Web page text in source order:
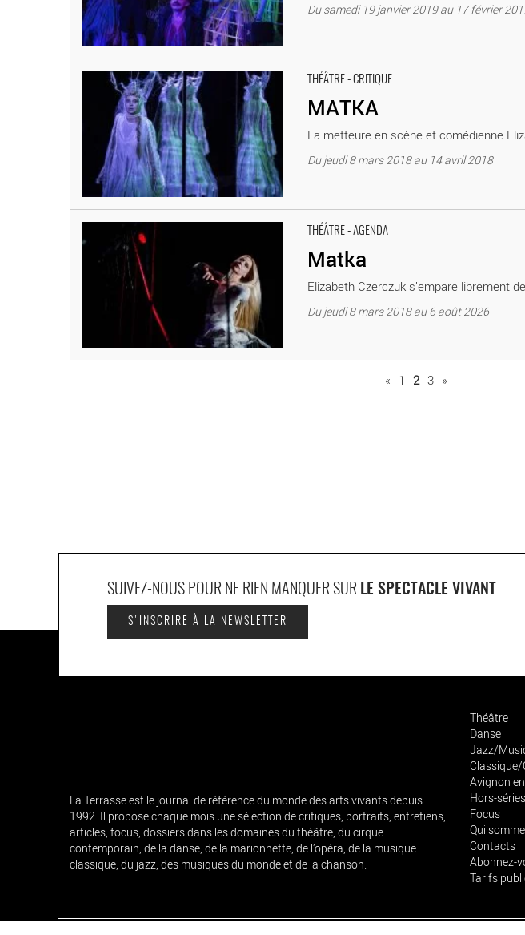
Du samedi 19 janvier 2019 au 17 février
THÉÂTRE - CRITIQUE
MATKA
La metteure en scène et comédienne
Du jeudi 8 mars 2018 au 14 avril 2018
MATKA - Critique sortie Théâtre Paris Théâtre Elizabeth Czerczuk
THÉÂTRE - AGENDA
Matka
Elizabeth Czerczuk s’empare librement
Du jeudi 8 mars 2018 au 6 août 2026
« 1 2 3 »
SUIVEZ-NOUS POUR NE RIEN MANQUER SUR LE SPECTACLE VIVANT
S'INSCRIRE À LA NEWSLETTER
La Terrasse est le journal de référence du monde des arts vivants depuis
1992. Il propose chaque mois une sélection de critiques, portraits, entretiens,
articles, focus, dossiers dans les domaines du théâtre, du cirque
contemporain, de la danse, de la marionnette, de l’opéra, de la musique
classique, du jazz, des musiques du monde et de la chanson.
Théâtre
Danse
Jazz/
Classique/
Avignon
Hors-séries
Focus
Qui
Contacts
Abonnez-
Tarifs